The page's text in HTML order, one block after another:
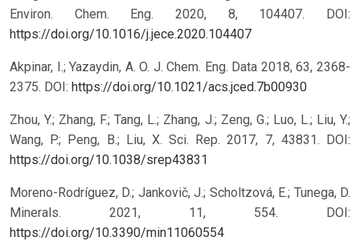
Environ. Chem. Eng. 2020, 8, 104407. DOI:
https://doi.org/10.1016/j.jece.2020.104407
Akpinar, I.; Yazaydin, A. O. J. Chem. Eng. Data 2018, 63, 2368-
2375. DOI: https://doi.org/10.1021/acs.jced.7b00930
Zhou, Y.; Zhang, F.; Tang, L.; Zhang, J.; Zeng, G.; Luo, L.; Liu, Y.;
Wang, P.; Peng, B.; Liu, X. Sci. Rep. 2017, 7, 43831. DOI:
https://doi.org/10.1038/srep43831
Moreno-Rodríguez, D.; Jankovič, J.; Scholtzová, E.; Tunega, D.
Minerals. 2021, 11, 554. DOI:
https://doi.org/10.3390/min11060554